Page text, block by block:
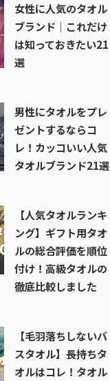
女性に人気のタオル
ブランド｜これだけ
は知っておきたい21
選
男性にタオルをプレ
ゼントするならコ
レ！カッコいい人気
タオルブランド21選
【人気タオルランキ
ング】ギフト用タオ
ルの総合評価を順位
付け！高級タオルの
徹底比較しました
【毛羽落ちしないバ
スタオル】長持ちタ
オルはコレ！タオル